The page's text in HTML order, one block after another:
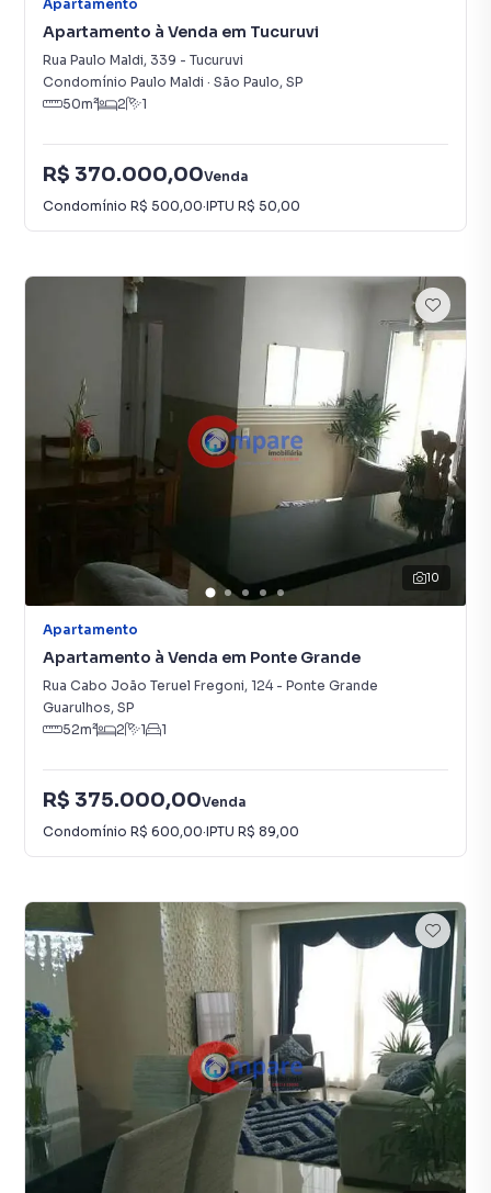
Apartamento
Apartamento à Venda em Tucuruvi
Rua Paulo Maldi, 339 - Tucuruvi
Condomínio Paulo Maldi · São Paulo, SP
50m² 2 1
R$ 370.000,00Venda
Condomínio R$ 500,00·IPTU R$ 50,00
10
Apartamento
Apartamento à Venda em Ponte Grande
Rua Cabo João Teruel Fregoni, 124- Ponte Grande
Guarulhos, SP
52m² 2 1 1
R$ 375.000,00Venda
Condomínio R$ 600,00·IPTU R$ 89,00